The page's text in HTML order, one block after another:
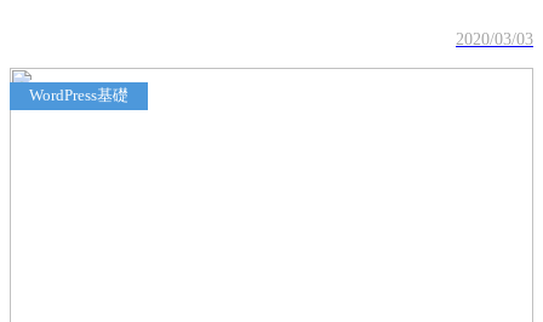
2020/03/03
WordPress基礎